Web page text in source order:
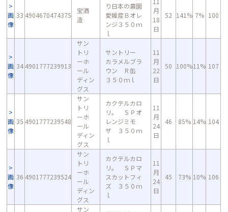
画
像
33 4904670474375
宝酒
造
り日本の農園
愛媛産Ｂオレ
ンジ３５０ｍ
ｌ
月
18
日
52 141% 7% 100
画
像
34 4901777239913
サン
トリ
ーホ
ール
ディン
グス
サントリー
カラメルブラ
ウン Ｒ缶
３５０ｍｌ
11
月
22
日
50 100%11% 107
画
像
35 4901777239548
サン
トリ
ーホ
ール
ディン
グス
カクテルカロ
リ。 ＳＰオ
レンジミモ
ザ ３５０ｍ
ｌ
11
月
24
日
46 85% 14% 104
画
像
36 4901777239524
サン
トリ
ーホ
ール
ディン
グス
カクテルカロ
リ。 ＳＰマ
スカットフィ
ズ ３５０ｍ
ｌ
11
月
24
日
45 73% 10% 106
サン